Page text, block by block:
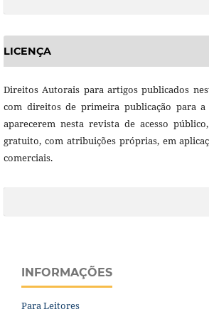
LICENÇA
Direitos Autorais para artigos publicados
com direitos de primeira publicação para
aparecerem nesta revista de acesso
gratuito, com atribuições próprias, em
comerciais.
INFORMAÇÕES
Para Leitores